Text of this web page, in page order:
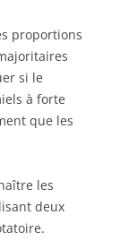
proportions
si le
à forte
que les
les
deux